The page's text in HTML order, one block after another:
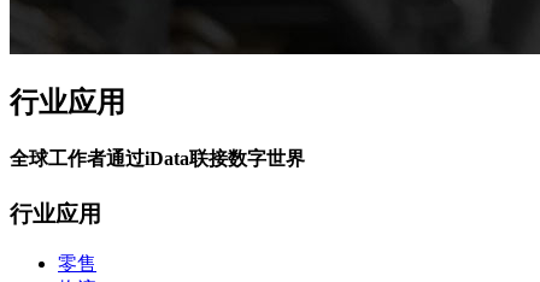
行业应用
全球工作者通过iData联接数字世界
行业应用
零售